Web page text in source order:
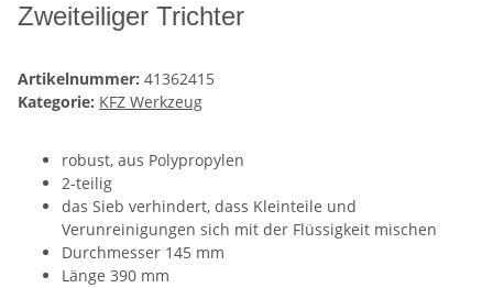
Zweiteiliger Trichter
Artikelnummer: 41362415
Kategorie: KFZ Werkzeug
robust, aus Polypropylen
2-teilig
das Sieb verhindert, dass Kleinteile und
Verunreinigungen sich mit der Flüssigkeit mischen
Durchmesser 145 mm
Länge 390 mm